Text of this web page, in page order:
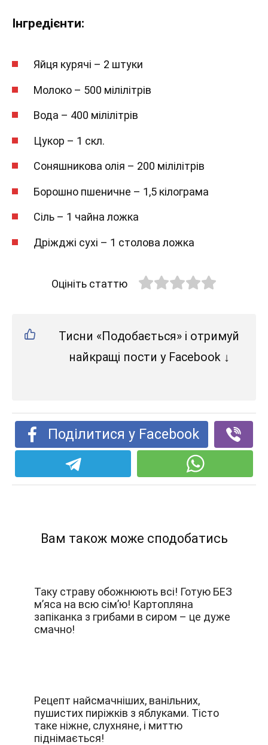
Інгредієнти:
Яйця курячі – 2 штуки
Молоко – 500 мілілітрів
Вода – 400 мілілітрів
Цукор – 1 скл.
Соняшникова олія – 200 мілілітрів
Борошно пшеничне – 1,5 кілограма
Сіль – 1 чайна ложка
Дріжджі сухі – 1 столова ложка
Оцініть статтю
Тисни «Подобається» і отримуй
найкращі пости у Facebook ↓
Поділитися у Facebook
Вам також може сподобатись
Таку страву обожнюють всі! Готую БЕЗ
м’яса на всю сім’ю! Картопляна
запіканка з грибами в сиром – це дуже
смачно!
Рецепт найсмачніших, ванільних,
пушистих пиріжків з яблуками. Тісто
таке ніжне, слухняне, і миттю
піднімається!